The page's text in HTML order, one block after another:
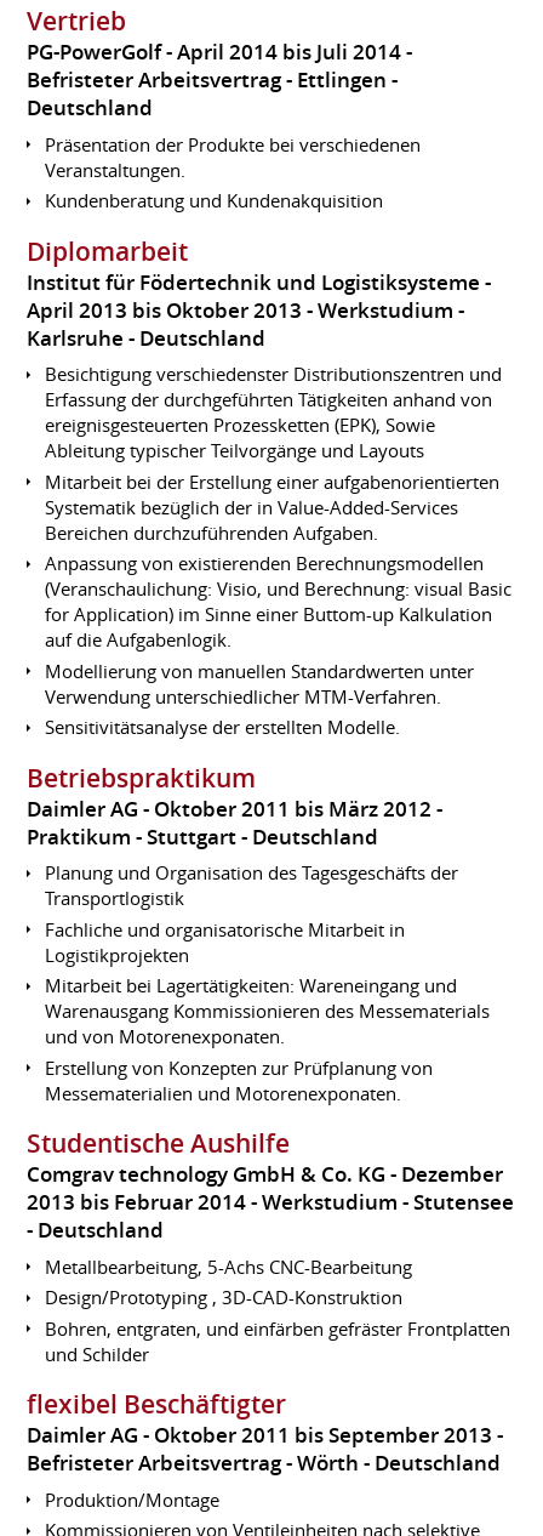
Vertrieb
PG-PowerGolf April 2014 bis Juli 2014
Befristeter Arbeitsvertrag
Ettlingen
Deutschland
Präsentation der Produkte bei verschiedenen
Veranstaltungen.
Kundenberatung und Kundenakquisition
Diplomarbeit
Institut für Födertechnik und Logistiksysteme
April 2013 bis Oktober 2013 Werkstudium
Karlsruhe
Deutschland
Besichtigung verschiedenster Distributionszentren und
Erfassung der durchgeführten Tätigkeiten anhand von
ereignisgesteuerten Prozessketten (EPK), Sowie
Ableitung typischer Teilvorgänge und Layouts
Mitarbeit bei der Erstellung einer aufgabenorientierten
Systematik bezüglich der in Value-Added-Services
Bereichen durchzuführenden Aufgaben.
Anpassung von existierenden Berechnungsmodellen
(Veranschaulichung: Visio, und Berechnung: visual Basic
for Application) im Sinne einer Buttom-up Kalkulation
auf die Aufgabenlogik.
Modellierung von manuellen Standardwerten unter
Verwendung unterschiedlicher MTM-Verfahren.
Sensitivitätsanalyse der erstellten Modelle.
Betriebspraktikum
Daimler AG
Oktober 2011 bis März 2012
Praktikum
Stuttgart Deutschland
Planung und Organisation des Tagesgeschäfts der
Transportlogistik
Fachliche und organisatorische Mitarbeit in
Logistikprojekten
Mitarbeit bei Lagertätigkeiten: Wareneingang und
Warenausgang Kommissionieren des Messematerials
und von Motorenexponaten.
Erstellung von Konzepten zur Prüfplanung von
Messematerialien und Motorenexponaten.
Studentische Aushilfe
Comgrav technology GmbH & Co. KG
Dezember
2013 bis Februar 2014 Werkstudium
Stutensee
Deutschland
Metallbearbeitung, 5-Achs CNC-Bearbeitung
Design/Prototyping , 3D-CAD-Konstruktion
Bohren, entgraten, und einfärben gefräster Frontplatten
und Schilder
flexibel Beschäftigter
Daimler AG
Oktober 2011 bis September 2013
Befristeter Arbeitsvertrag Wörth Deutschland
Produktion/Montage
Kommissionieren von Ventileinheiten nach selektive